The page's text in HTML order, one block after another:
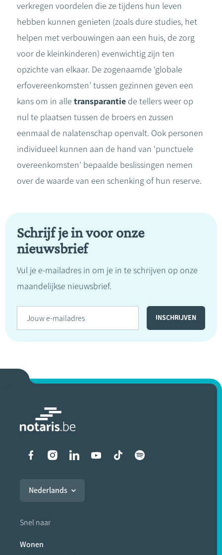
verkregen voordelen die ze tijdens hun leven
hebben kunnen genieten (zoals dure studies, het
helpen met verbouwingen aan een huis, de zorg
voor de kleinkinderen) evenwichtig zijn ten
opzichte van elkaar. De zogenaamde ‘globale
erfovereenkomsten’ tussen gezinnen geven een
kans om in alle transparantie de tellers weer op
nul te plaatsen tussen de broers en zussen
eenmaal de nalatenschap openvalt. Ook personen
individueel kunnen aan de hand van ‘punctuele
overeenkomsten’ bepaalde beslissingen nemen
over de waarde van een schenking of hun reserve.
Schrijf je in voor onze
nieuwsbrief
Vul je e-mailadres in om je in te schrijven op onze
maandelijkse nieuwsbrief.
Liens vers les réseaux
Nederlands
Snel naar
Wonen